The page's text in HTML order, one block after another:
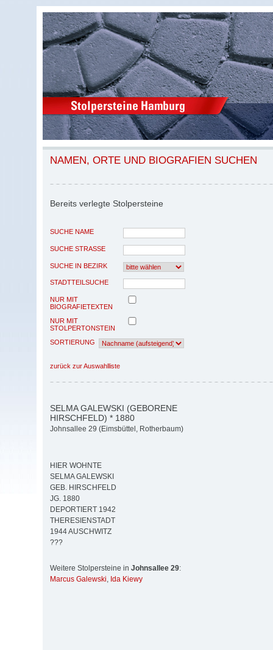
NAMEN, ORTE UND BIOGRAFIEN SUCHEN
Bereits verlegte Stolpersteine
SUCHE NAME
SUCHE STRASSE
SUCHE IN BEZIRK
STADTTEILSUCHE
NUR MIT
BIOGRAFIETEXTEN
NUR MIT
STOLPERTONSTEIN
SORTIERUNG
zurück zur Auswahlliste
SELMA GALEWSKI (GEBORENE
HIRSCHFELD) * 1880
Johnsallee 29 (Eimsbüttel, Rotherbaum)
HIER WOHNTE
SELMA GALEWSKI
GEB. HIRSCHFELD
JG. 1880
DEPORTIERT 1942
THERESIENSTADT
1944 AUSCHWITZ
???
Weitere Stolpersteine in Johnsallee 29:
Marcus Galewski, Ida Kiewy